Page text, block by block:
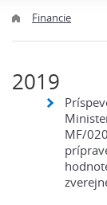
Financie
2019
MF/